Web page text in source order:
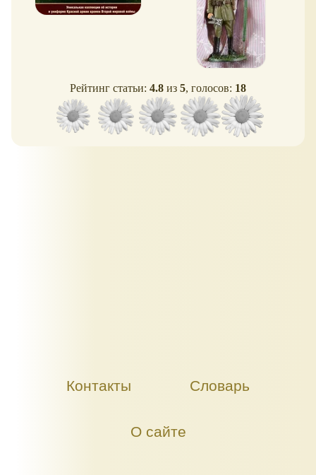
Рейтинг статьи: 4.8 из 5, голосов: 18
Контакты Словарь
О сайте